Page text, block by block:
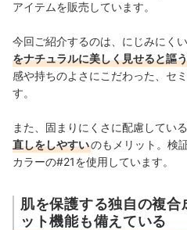
アイテムを販売しています。
今回ご紹介するのは、にじみにく
をナチュラルに美しく見せると謳
感や持ちのよさにこだわった、セ
す。
また、固まりにくさに配慮している
直しをしやすいのもメリット。検
カラーの#21を使用しています。
肌を保護する独自の複
ット機能も備えている